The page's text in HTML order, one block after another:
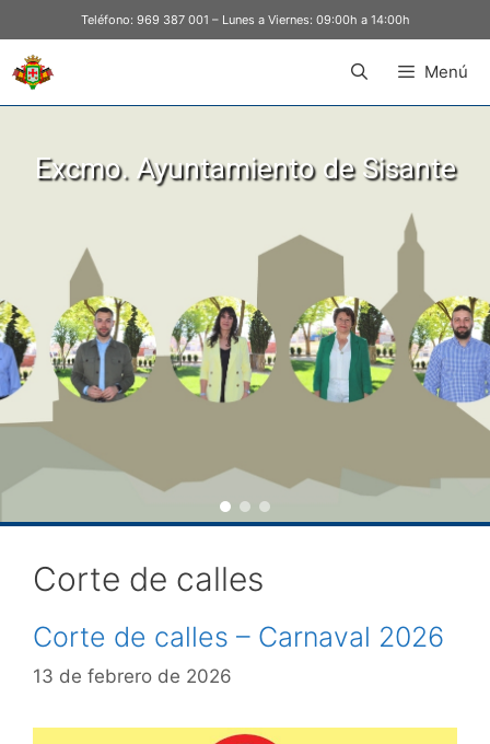
Teléfono: 969 387 001 – Lunes a Viernes: 09:00h a 14:00h
Menú
Excmo. Ayuntamiento de Sisante
Corte de calles
Corte de calles – Carnaval 2026
13 de febrero de 2026